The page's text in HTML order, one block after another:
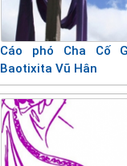
Cáo phó Cha Cố
Baotixita Vũ Hân